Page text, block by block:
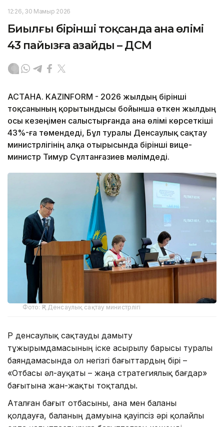
12:26, 30 Мамыр 2026
Биылғы бірінші тоқсанда ана өлімі
43 пайызға азайды – ДСМ
АСТАНА. KAZINFORM - 2026 жылдың бірінші
тоқсанының қорытындысы бойынша өткен жылдың
осы кезеңімен салыстырғанда ана өлімі көрсеткіші
43%-ға төмендеді, Бұл туралы Денсаулық сақтау
министрлігінің алқа отырысында бірінші вице-
министр Тимур Сұлтанғазиев мәлімдеді.
Фото: ҚР Денсаулық сақтау министрлігі
ҚР денсаулық сақтауды дамыту
тұжырымдамасының іске асырылу барысы туралы
баяндамасында ол негізгі бағыттардың бірі –
«Отбасы әл-ауқаты – жаңа стратегиялық бағдар»
бағытына жан-жақты тоқталды.
Аталған бағыт отбасыны, ана мен баланы
қолдауға, баланың дамуына қауіпсіз әрі қолайлы